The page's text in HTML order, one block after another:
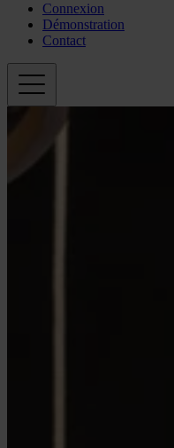
Connexion
Démonstration
Contact